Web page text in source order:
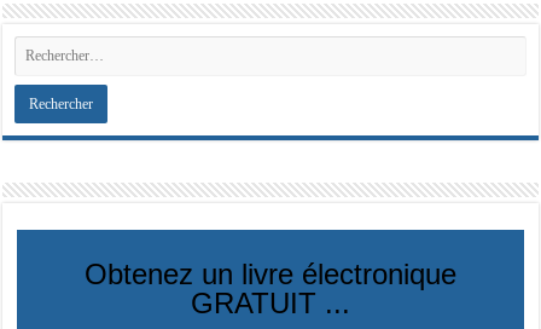
Obtenez un livre électronique
GRATUIT ...